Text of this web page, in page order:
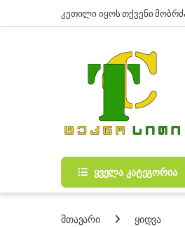
კეთილი იყოს თქვენი
ყველა კატეგორია
მთავარი ყიდვა